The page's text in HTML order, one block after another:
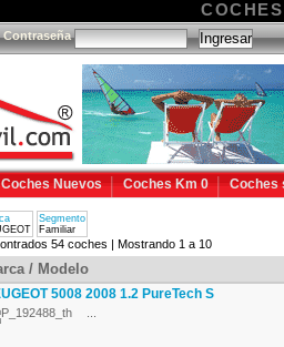
Contraseña
Coches Nuevos Coches Km 0 Coches
Segmento
Familiar
54 coches | Mostrando 1 a 10
/ Modelo
5008 2008 1.2 PureTech S